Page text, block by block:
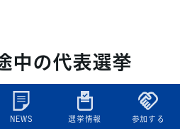
NEWS 選挙情報 参加する
の代表選挙
ける任期満了選挙規